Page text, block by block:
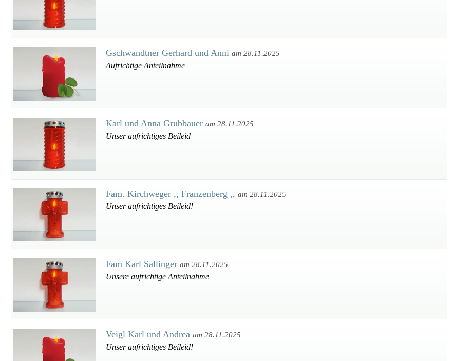
Gschwandtner Gerhard und Anni am 28.11.2025
Aufrichtige Anteilnahme
Karl und Anna Grubbauer am 28.11.2025
Unser aufrichtiges Beileid
Fam. Kirchweger ,, Franzenberg ,, am 28.11.2025
Unser aufrichtiges Beileid!
Fam Karl Sallinger am 28.11.2025
Unsere aufrichtige Anteilnahme
Veigl Karl und Andrea am 28.11.2025
Unser aufrichtiges Beileid!